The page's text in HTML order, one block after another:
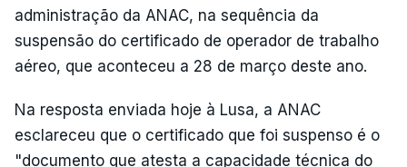
administração da ANAC, na sequência da
suspensão do certificado de operador de trabalho
aéreo, que aconteceu a 28 de março deste ano.
Na resposta enviada hoje à Lusa, a ANAC
esclareceu que o certificado que foi suspenso é o
"documento que atesta a capacidade técnica do